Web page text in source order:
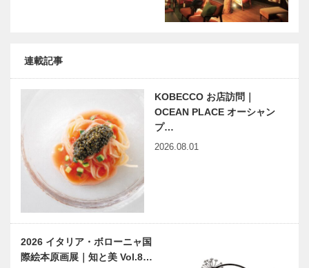
連載記事
KOBECCO お店訪問｜
OCEAN PLACE オーシャン
プ…
2026.08.01
2026 イタリア・ボローニャ国
際絵本原画展｜知と美 Vol.8…